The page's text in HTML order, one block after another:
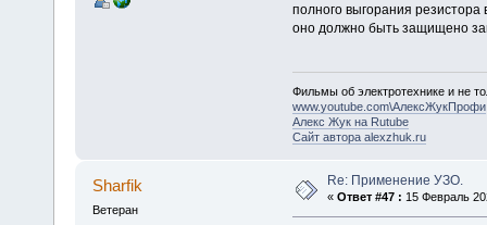
полного выгорания
оно должно быть защищено
Фильмы об электротехнике и не
www.youtube.com\АлексЖукПрофи
Алекс Жук на Rutube
Сайт автора alexzhuk.ru
Sharfik
Ветеран
Re: Применение УЗО.
« Ответ #47 : 15 Февраль